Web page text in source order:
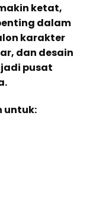
ketat,
dalam
karakter
dan desain
pusat
untuk: